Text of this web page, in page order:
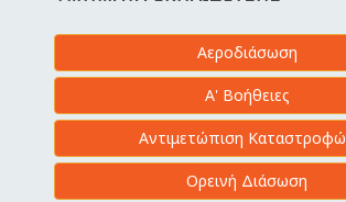
Αεροδιάσωση
Α' Βοήθειες
Αντιμετώπιση
Ορεινή Διάσωση